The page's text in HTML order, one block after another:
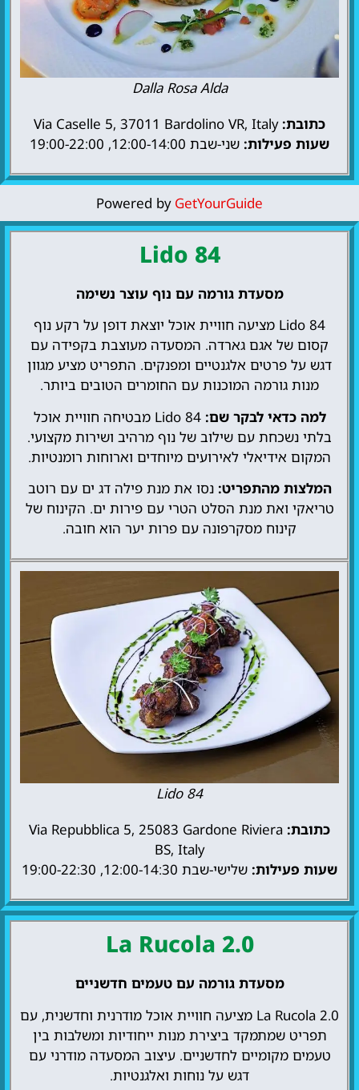
Dalla Rosa Alda
כתובת: Via Caselle 5, 37011 Bardolino VR, Italy
שעות פעילות: שני-שבת 12:00-14:00, 19:00-22:00
Powered by GetYourGuide
Lido 84
מסעדת גורמה עם נוף עוצר נשימה
Lido 84 מציעה חוויית אוכל יוצאת דופן על רקע נוף
קסום של אגם גארדה. המסעדה מעוצבת בקפידה עם
דגש על פרטים אלגנטיים ומפנקים. התפריט מציע מגוון
מנות גורמה המוכנות עם החומרים הטובים ביותר.
למה כדאי לבקר שם:
Lido 84 מבטיחה חוויית אוכל
בלתי נשכחת עם שילוב של נוף מרהיב ושירות מקצועי.
המקום אידיאלי לאירועים מיוחדים וארוחות רומנטיות.
המלצות מהתפריט: נסו את מנת פילה דג ים עם רוטב
טריאקי ואת מנת הסלט הטרי עם פירות ים. הקינוח של
קינוח מסקרפונה עם פרות יער הוא חובה.
Lido 84
כתובת: Via Repubblica 5, 25083 Gardone Riviera
BS, Italy
שעות פעילות: שלישי-שבת 12:00-14:30, 19:00-22:30
La Rucola 2.0
מסעדת גורמה עם טעמים חדשניים
La Rucola 2.0 מציעה חוויית אוכל מודרנית וחדשנית, עם
תפריט שמתמקד ביצירת מנות ייחודיות ומשלבות בין
טעמים מקומיים לחדשניים. עיצוב המסעדה מודרני עם
דגש על נוחות ואלגנטיות.